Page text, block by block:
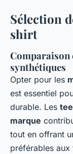
Sélection
shirt
Comparaison
synthétiques
Opter pour les
est essentiel
durable. Les
marque
tout en offrant
préférables